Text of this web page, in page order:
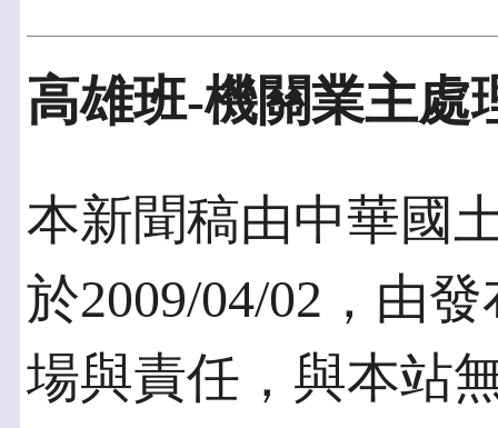
高雄班-機關業主處
本新聞稿由中華國
於2009/04/02，由
場與責任，與本站